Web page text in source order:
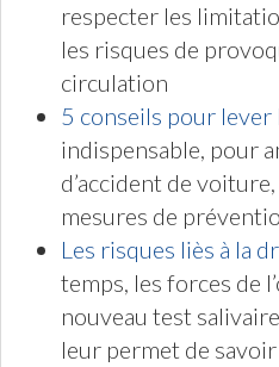
respecter les
les risques de
circulation
5 conseils pour lever
indispensable, pour
d’accident de
mesures de
Les risques liès à la
temps, les forces de
nouveau test
leur permet de